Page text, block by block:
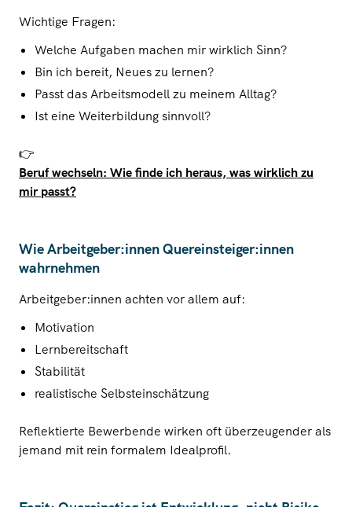
Wichtige Fragen:
Welche Aufgaben machen mir wirklich Sinn?
Bin ich bereit, Neues zu lernen?
Passt das Arbeitsmodell zu meinem Alltag?
Ist eine Weiterbildung sinnvoll?
👉
Beruf wechseln: Wie finde ich heraus, was wirklich zu
mir passt?
Wie Arbeitgeber:innenQuereinsteiger:innen
wahrnehmen
Arbeitgeber:innen achten vor allem auf:
Motivation
Lernbereitschaft
Stabilität
realistische Selbsteinschätzung
Reflektierte Bewerbende wirken oft überzeugender als
jemand mit rein formalem Idealprofil.